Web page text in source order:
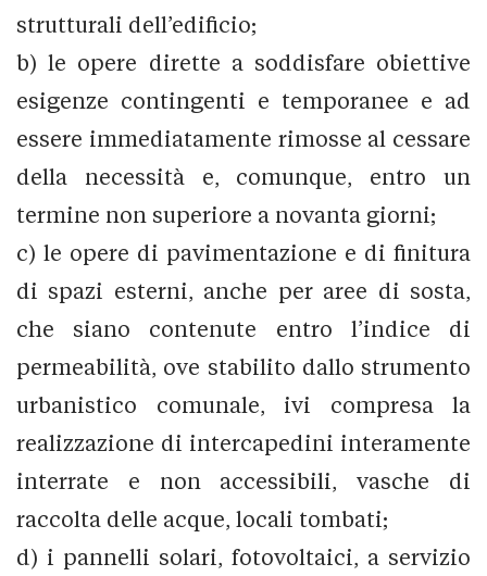
strutturali dell’edificio;
b) le opere dirette a soddisfare obiettive
esigenze contingenti e temporanee e ad
essere immediatamente rimosse al cessare
della necessità e, comunque, entro un
termine non superiore a novanta giorni;
c) le opere di pavimentazione e di finitura
di spazi esterni, anche per aree di sosta,
che siano contenute entro l’indice di
permeabilità, ove stabilito dallo strumento
urbanistico comunale, ivi compresa la
realizzazione di intercapedini interamente
interrate e non accessibili, vasche di
raccolta delle acque, locali tombati;
d) i pannelli solari, fotovoltaici, a servizio